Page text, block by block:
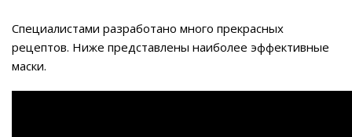
Специалистами разработано много прекрасных
рецептов. Ниже представлены наиболее эффективные
маски.